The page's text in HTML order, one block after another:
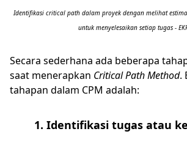
Identifikasi critical path dalam proyek dengan melihat
untuk menyelesaikan setiap tugas -
Secara sederhana ada beberapa
saat menerapkan Critical Path Method.
tahapan dalam CPM adalah:
1. Identifikasi tugas atau